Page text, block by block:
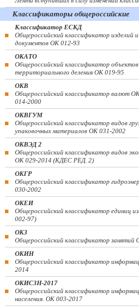
Классификаторы общероссийские
Классификатор ЕСКД
Общероссийский классификатор изделий
документов ОК 012-93
ОКАТО
Общероссийский классификатор
территориального деления ОК 019-95
ОКВ
Общероссийский классификатор валют
014-2000
ОКВГУМ
Общероссийский классификатор видов
упаковочных материалов ОК 031-2002
ОКВЭД 2
Общероссийский классификатор видов
ОК 029-2014 (КДЕС РЕД. 2)
ОКГР
Общероссийский классификатор
030-2002
ОКЕИ
Общероссийский классификатор единиц
002-97)
ОКЗ
Общероссийский классификатор
ОКИН
Общероссийский классификатор
2014
ОКИСЗН-2017
Общероссийский классификатор
населения. ОК 003-2017